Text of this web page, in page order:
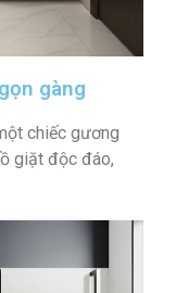
gàng
chiếc gương
giặt độc đáo,